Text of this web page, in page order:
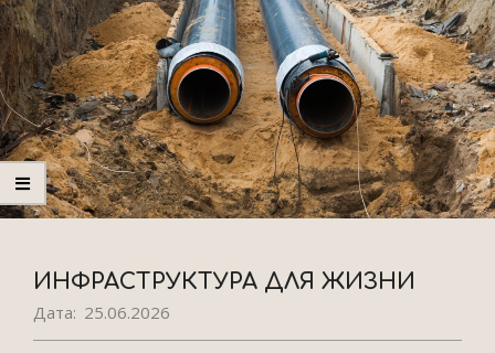
ИНФРАСТРУКТУРА ДЛЯ ЖИЗНИ
Дата: 25.06.2026